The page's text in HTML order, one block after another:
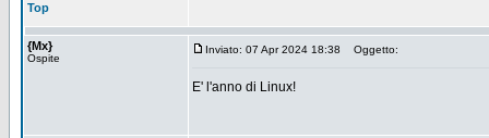
Top
{Mx}
Ospite
Inviato: 07 Apr 2024 18:38 Oggetto:
E' l'anno di Linux!